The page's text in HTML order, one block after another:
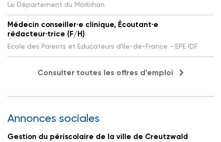
Le Département du Morbihan
Médecin conseiller·e clinique, Écoutant·e
rédacteur·trice (F/H)
Ecole des Parents et Educateurs d'Ile-de-France - EPE IDF
Consulter toutes les offres d'emploi
Annonces sociales
Gestion du périscolaire de la ville de Creutzwald